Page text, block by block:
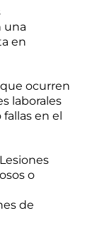
una
en
ocurren
laborales
en el
o
de